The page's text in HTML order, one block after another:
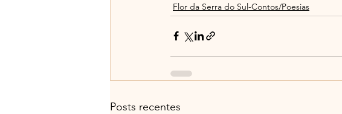
Flor da Serra do Sul-Contos/Poesias
Posts recentes